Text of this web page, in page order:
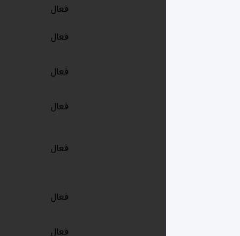
فعال
فعال
فعال
فعال
فعال
فعال
فعال